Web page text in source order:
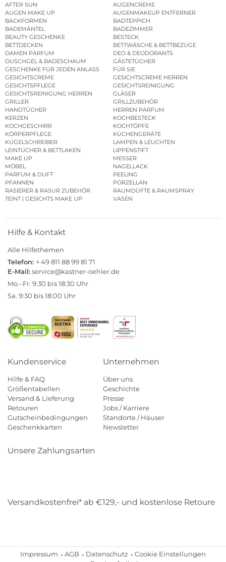
AFTER SUN
AUGENCREME
AUGEN MAKE UP
AUGENMAKEUP ENTFERNER
BACKFORMEN
BADTEPPICH
BADEMÄNTEL
BADEZIMMER
BEAUTY GESCHENKE
BESTECK
BETTDECKEN
BETTWÄSCHE & BETTBEZÜGE
DAMEN PARFUM
DEO & DEODORANTS
DUSCHGEL & BADESCHAUM
GÄSTETÜCHER
GESCHENKE FÜR JEDEN ANLASS
FÜR SIE
GESICHTSCREME
GESICHTSCREME HERREN
GESICHTSPFLEGE
GESICHTSREINIGUNG
GESICHTSREINIGUNG HERREN
GLÄSER
GRILLER
GRILLZUBEHÖR
HANDTÜCHER
HERREN PARFUM
KERZEN
KOCHBESTECK
KOCHGESCHIRR
KOCHTÖPFE
KÖRPERPFLEGE
KÜCHENGERÄTE
KUGELSCHREIBER
LAMPEN & LEUCHTEN
LEINTÜCHER & BETTLAKEN
LIPPENSTIFT
MAKE UP
MESSER
MÖBEL
NAGELLACK
PARFUM & DUFT
PEELING
PFANNEN
PORZELLAN
RASIERER & RASUR ZUBEHÖR
RAUMDÜFTE & RAUMSPRAY
TEINT | GESICHTS MAKE UP
VASEN
Hilfe & Kontakt
Alle Hilfethemen
Telefon: + 49 811 88 99 81 71
E-Mail:service@kastner-oehler.de
Mo.–Fr. 9:30 bis 18:30 Uhr
Sa. 9:30 bis 18:00 Uhr
Kundenservice
Hilfe & FAQ
Größentabellen
Versand & Lieferung
Retouren
Gutscheinbedingungen
Geschenkkarten
Unternehmen
Über uns
Geschichte
Presse
Jobs / Karriere
Standorte / Häuser
Newsletter
Unsere Zahlungsarten
Versandkostenfrei* ab €129,- und kostenlose Retoure
Impressum AGB Datenschutz
Cookie Einstellungen